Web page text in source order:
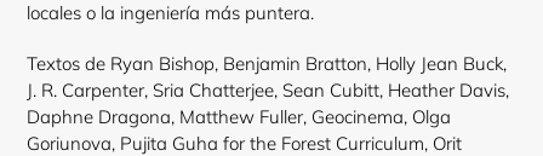
locales o la ingeniería más puntera.
Textos de Ryan Bishop, Benjamin Bratton, Holly Jean Buck,
J. R. Carpenter, Sria Chatterjee, Sean Cubitt, Heather Davis,
Daphne Dragona, Matthew Fuller, Geocinema, Olga
Goriunova, Pujita Guha for the Forest Curriculum, Orit